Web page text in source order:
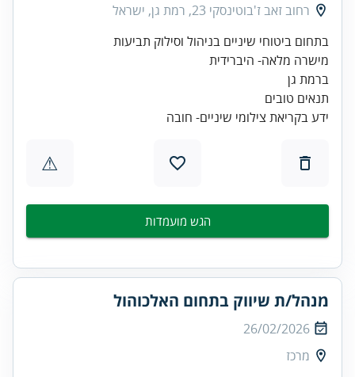
רחוב זאב ז'בוטינסקי 23, רמת גן, ישראל
ידע בקריאת צילומי שיניים- חובה
⚠
הגש מועמדות
מנהל/ת שיווק בתחום האלכוהול
26/02/2026
מרכז